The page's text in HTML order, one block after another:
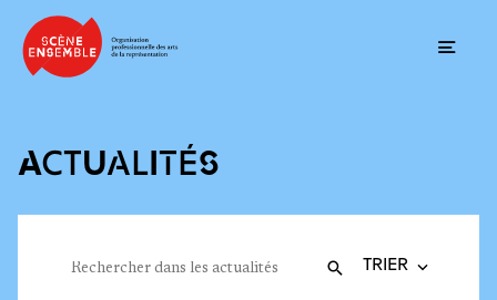
ACTUALITÉS
Recherche
Valider